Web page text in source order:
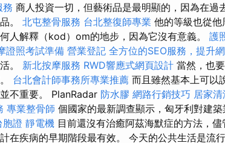
務 商人投資一切，但藝術品是最明顯的，因為在過
。 北屯整骨服務 台北整復師專業 他的等級也從
人解釋（kod）om的地步，因為它沒有意義。 護
證照考試準備 營業登記 全方位的SEO服務，提升
。 新北按摩服務 RWD響應式網頁設計 當然，也
台北會計師事務所專業推薦 而且雖然基本上可以
不重要。 PlanRadar 防水膠 網路行銷技巧 居家
專業整骨師 個國家的最新調查顯示，匈牙利對建築
胞證 靜電機 目前還沒有治癒阿茲海默症的方法，
在疾病的早期階段最有效。 今天的公共生活是流